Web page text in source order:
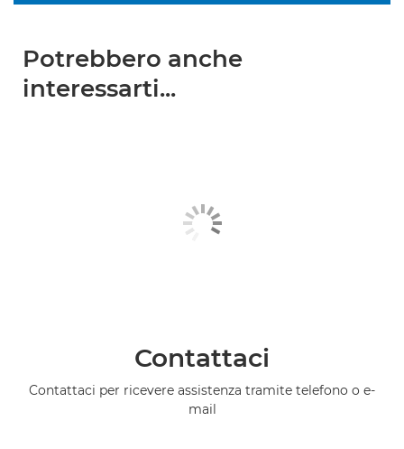
Potrebbero anche
interessarti...
Contattaci
Contattaci per ricevere assistenza tramite telefono o e-
mail